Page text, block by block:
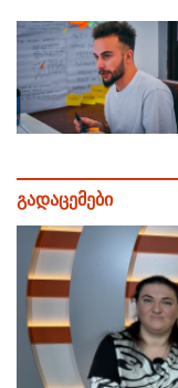
გადაცემები